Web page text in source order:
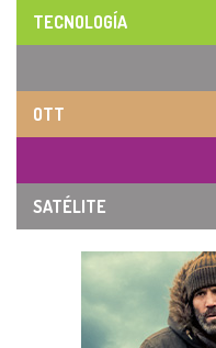
TECNOLOGÍA
OTT
SATÉLITE